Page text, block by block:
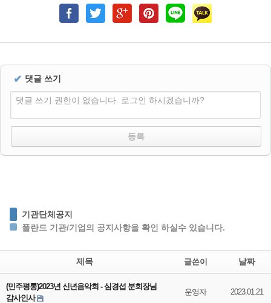
✔ 댓글 쓰기
댓글 쓰기 권한이 없습니다. 로그인 하시겠습니까?
기관단체공지
폴란드 기관/기업의 공지사항을 확인 하실수 있습니다.
제목 글쓴이 날짜
(민주평통)2023년 신년음악회 - 심경섭 분회장님
감사인사
운영자 2023.01.21